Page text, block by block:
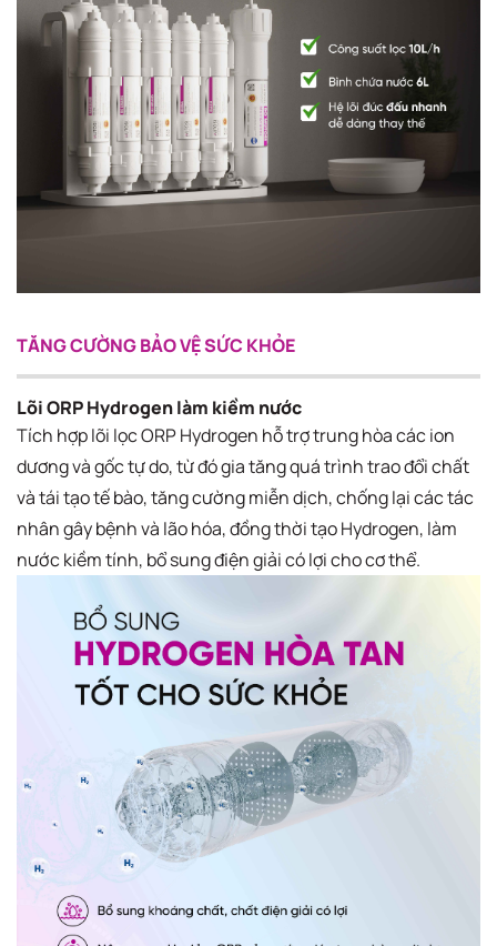
TĂNG CƯỜNG BẢO VỆ SỨC KHỎE
Lõi ORP Hydrogen làm kiềm nước
Tích hợp lõi lọc ORP Hydrogen hỗ trợ trung hòa các ion
dương và gốc tự do, từ đó gia tăng quá trình trao đổi chất
và tái tạo tế bào, tăng cường miễn dịch, chống lại các tác
nhân gây bệnh và lão hóa, đồng thời tạo Hydrogen, làm
nước kiềm tính, bổ sung điện giải có lợi cho cơ thể.